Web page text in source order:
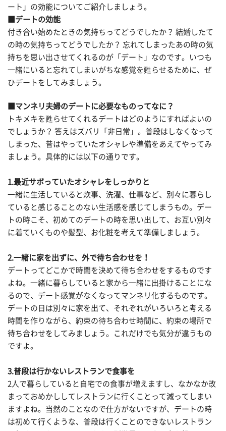
ート」の効能についてご紹介しましょう。
■デートの効能
付き合い始めたときの気持ちってどうでしたか？ 結婚したて
の時の気持ちってどうでしたか？ 忘れてしまったあの時の気
持ちを思い出させてくれるのが「デート」なのです。いつも
一緒にいると忘れてしまいがちな感覚を甦らせるために、ぜ
ひデートをしてみましょう。
■マンネリ夫婦のデートに必要なものってなに？
トキメキを甦らせてくれるデートはどのようにすればよいの
でしょうか？ 答えはズバリ「非日常」。普段はしなくなって
しまった、昔はやっていたオシャレや準備をあえてやってみ
ましょう。具体的には以下の通りです。
1.最近サボっていたオシャレをしっかりと
一緒に生活していると炊事、洗濯、仕事など、別々に暮らし
ていると感じることのない生活感を感じてしまうもの。デー
トの時こそ、初めてのデートの時を思い出して、お互い別々
に着ていくものや髪型、お化粧を考えて準備しましょう。
2.一緒に家を出ずに、外で待ち合わせを！
デートってどこかで時間を決めて待ち合わせをするものです
よね。一緒に暮らしていると家から一緒に出掛けることにな
るので、デート感覚がなくなってマンネリ化するものです。
デートの日は別々に家を出て、それぞれがいろいろと考える
時間を作りながら、約束の待ち合わせ時間に、約束の場所で
待ち合わせをしてみましょう。これだけでも気分が違うもの
ですよ。
3.普段は行かないレストランで食事を
2人で暮らしていると自宅での食事が増えますし、なかなか改
まっておめかししてレストランに行くことって減ってしまい
ますよね。当然のことなので仕方がないですが、デートの時
は初めて行くような、普段は行くことのできないレストラン